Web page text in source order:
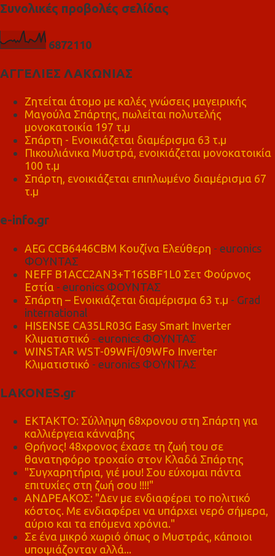
Συνολικές προβολές σελίδας
68721 10
ΑΓΓΕΛΙΕΣ ΛΑΚΩΝΙΑΣ
Ζητείται άτομο με καλές γνώσεις μαγειρικής
Μαγούλα Σπάρτης, πωλείται πολυτελής
μονοκατοικία 197 τ.μ
Σπάρτη - Ενοικιάζεται διαμέρισμα 63 τ.μ
Πικουλιάνικα Μυστρά, ενοικιάζεται μονοκατοικία
100 τ.μ
Σπάρτη, ενοικιάζεται επιπλωμένο διαμέρισμα 67
τ.μ
e-info.gr
AEG CCB6446CBM Κουζίνα Ελεύθερη - euronics
ΦΟΥΝΤΑΣ
NEFF B1ACC2AN3+T16SBF1L0 Σετ Φούρνος
Εστία - euronics ΦΟΥΝΤΑΣ
Σπάρτη – Ενοικιάζεται διαμέρισμα 63 τ.μ - Grad
international
HISENSE CA35LR03G Easy Smart Inverter
Κλιματιστικό - euronics ΦΟΥΝΤΑΣ
WINSTAR WST-09WFi/09WFo Inverter
Κλιματιστικό - euronics ΦΟΥΝΤΑΣ
LAKONES.gr
ΕΚΤΑΚΤΟ: Σύλληψη 68χρονου στη Σπάρτη για
καλλιέργεια κάνναβης
Θρήνος! 48χρονος έχασε τη ζωή του σε
θανατηφόρο τροχαίο στον Κλαδά Σπάρτης
"Συγχαρητήρια, γιέ μου! Σου εύχομαι πάντα
επιτυχίες στη ζωή σου !!!!"
ΑΝΔΡΕΑΚΟΣ: "Δεν με ενδιαφέρει το πολιτικό
κόστος. Με ενδιαφέρει να υπάρχει νερό σήμερα,
αύριο και τα επόμενα χρόνια."
Σε ένα μικρό χωριό όπως ο Μυστράς, κάποιοι
υποψιάζονταν αλλά...